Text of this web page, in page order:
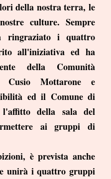
della nostra terra, le
culture. Sempre
ringraziato i quattro
all'iniziativa ed ha
della Comunità
Cusio Mottarone e
ed il Comune di
l'affitto della sala del
ai gruppi di
è prevista anche
unirà i quattro gruppi